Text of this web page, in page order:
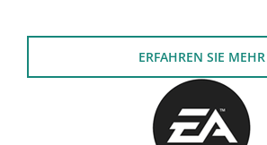
ERFAHREN SIE MEHR